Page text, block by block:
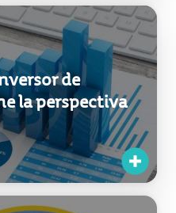
de
la perspectiva